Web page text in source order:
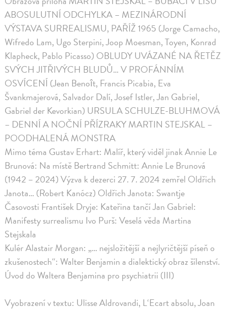
ABOSULUTNÍ ODCHYLKA – MEZINÁRODNÍ
VÝSTAVA SURREALISMU, PAŘÍŽ 1965 (Jorge Camacho,
Wifredo Lam, Ugo Sterpini, Joop Moesman, Toyen, Konrad
Klapheck, Pablo Picasso) OBLUDY UVÁZANÉ NA ŘETĚZ
SVÝCH JITŘIVÝCH BLUDŮ… V PROFÁNNÍM
OSVÍCENÍ (Jean Benoît, Francis Picabia, Eva
Švankmajerová, Salvador Dalí, Josef Istler, Jan Gabriel,
Gabriel der Kevorkian) URSULA SCHULZE-BLUHMOVÁ
– DENNÍ A NOČNÍ PŘÍZRAKY MARTIN STEJSKAL –
POODHALENÁ MONSTRA
Mimo téma Gustav Erhart: Malíř, který viděl jinak Annie Le
Brunová: Na místě Bertrand Schmitt: Annie Le Brunová
(1942 – 2024) Výzva k dezerci 27. 7. 2024 zemřel Oldřich
Janota… (Robert Kanócz) Oldřich Janota: Swantje
Časovosti František Dryje: Kateřina tančí Jan Gabriel:
Manifesty surrealismu Ivo Purš: Veselá věda Martina
Stejskala
Kulér Alastair Morgan: „… nejsložitější a nejlyričtější píseň o
zkušenostech“: Walter Benjamin a dialektický obraz šílenství.
Úvod do Waltera Benjamina pro psychiatrii (III)
Vyobrazení v textu: Ulisse Aldrovandi, L‘Ecart absolu, Joan